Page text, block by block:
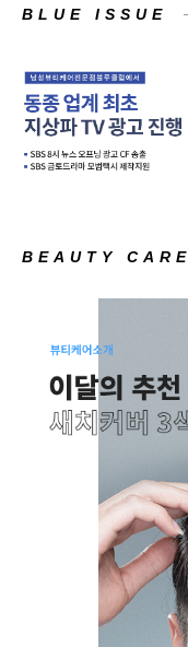
BLUE ISSUE
BEAUTY CARE